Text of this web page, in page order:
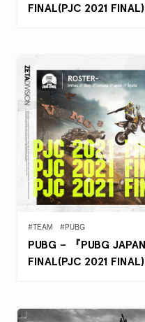
FINAL(PJC 2021
#TEAM #PUBG
PUBG – 『PUBG
FINAL(PJC 2021